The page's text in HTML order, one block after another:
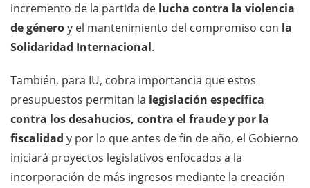
incremento de la partida de lucha contra la violencia
de géneroy el mantenimiento del compromiso con la
Solidaridad Internacional.
También, para IU, cobra importancia que estos
presupuestos permitan la legislación específica
contra los desahucios, contra el fraude y por la
fiscalidad y por lo queantes de fin de año, el Gobierno
iniciará proyectos legislativos enfocados a la
incorporación de más ingresos mediante la creación